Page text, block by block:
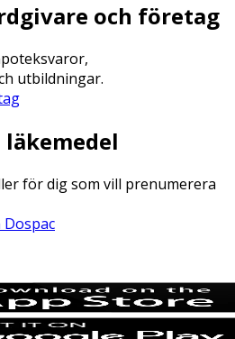
och företag
utbildningar.
läkemedel
för dig som vill prenumerera
Dospac